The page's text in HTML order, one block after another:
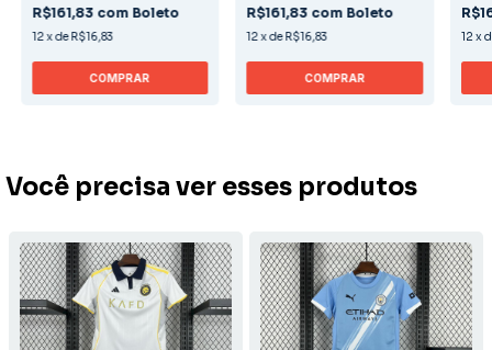
R$161,83 com Boleto
12xde R$16,83
COMPRAR
R$161,83 com Boleto
12xde R$16,83
COMPRAR
12 x
Você precisa ver esses produtos